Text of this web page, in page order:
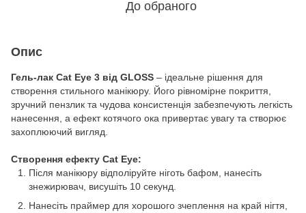
До обраного
Опис
Гель-лак Cat Eye 3 від GLOSS – ідеальне рішення для
створення стильного манікюру. Його рівномірне покриття,
зручний пензлик та чудова консистенція забезпечують легкість
нанесення, а ефект котячого ока привертає увагу та створює
захоплюючий вигляд.
Створення ефекту Cat Eye:
Після манікюру відполіруйте ніготь бафом, нанесіть
знежирювач, висушіть 10 секунд.
Нанесіть праймер для хорошого зчеплення на край нігтя,